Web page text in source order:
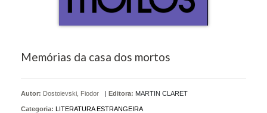
Memórias da casa dos mortos
Autor: Dostoievski, Fiodor | Editora: MARTIN CLARET
Categoria: LITERATURA ESTRANGEIRA